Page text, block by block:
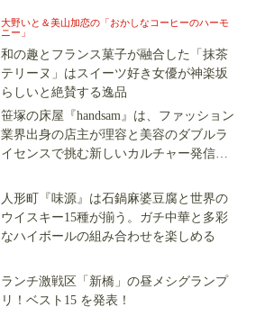
大野いと＆美山加恋の「おかしなコーヒーのハーモ
ニー」
和の趣とフランス菓子が融合した「抹茶
テリーヌ」はスイーツ好き女優が神楽坂
らしいと絶賛する逸品
笹塚の床屋『handsam』は、ファッション
業界出身の店主が理容と美容のダブルラ
イセンスで挑む新しいカルチャー発信基
人形町『味源』は石鍋麻婆豆腐と世界の
ウイスキー15種が揃う。ガチ中華と多彩
なハイボールの組み合わせを楽しめる
ランチ激戦区「新橋」の昼メシグランプ
リ！ベスト15 を発表！